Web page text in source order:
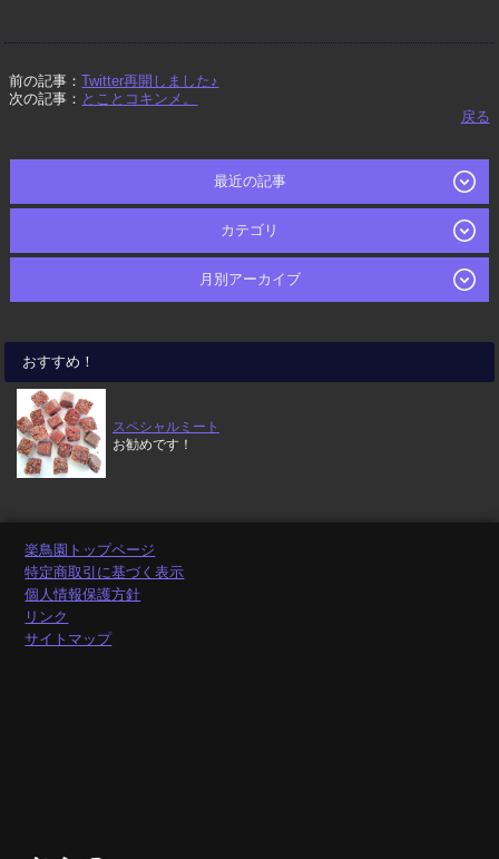
前の記事：Twitter再開しました♪
次の記事： とことコキンメ。
戻る
最近の記事
カテゴリ
月別アーカイブ
おすすめ！
スペシャルミート
お勧めです！
楽鳥園トップページ
特定商取引に基づく表示
個人情報保護方針
リンク
サイトマップ